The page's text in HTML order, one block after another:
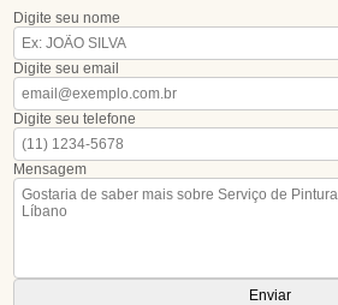
Digite seu nome
Digite seu email
Digite seu telefone
Mensagem